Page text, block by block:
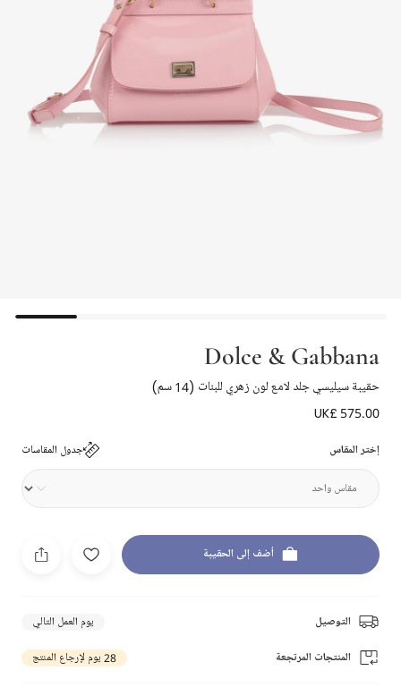
Dolce & Gabbana
حقيبة سيليسي جلد لامع لون زهري للبنات (14 سم)
UK£ 575.00
إختر المقاس جدول المقاسات
أضف إلى الحقيبة
التوصيل يوم العمل التالي
المنتجات المرتجعة 28 يوم لإرجاع المنتج